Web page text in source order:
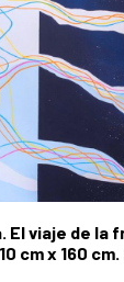
El viaje de la
cm x 160 cm.